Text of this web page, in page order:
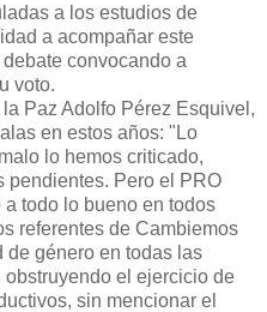
a los estudios de
a acompañar este
convocando a
voto.
Paz Adolfo Pérez Esquivel,
en estos años: "Lo
lo hemos criticado,
pendientes. Pero el PRO
todo lo bueno en todos
referentes de Cambiemos
de género en todas las
el ejercicio de
sin mencionar el